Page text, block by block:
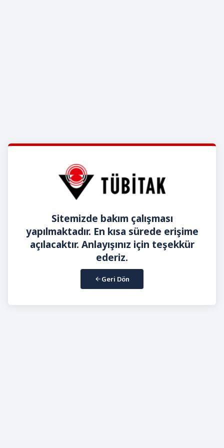
Sitemizde bakım çalışması
yapılmaktadır. En kısa sürede erişime
açılacaktır. Anlayışınız için teşekkür
ederiz.
Geri Dön